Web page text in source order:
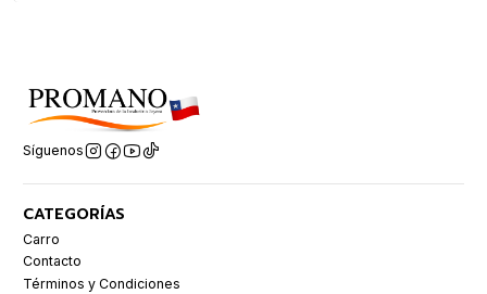
Síguenos
CATEGORÍAS
Carro
Contacto
Términos y Condiciones